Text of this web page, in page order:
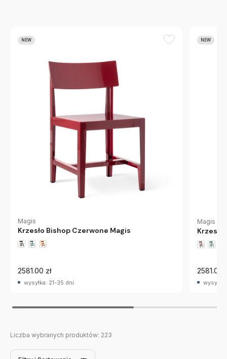
NEW
Magis
Krzesło Bishop Czerwone Magis
2581.00 zł
wysyłka: 21-35 dni
NEW
Magis
2581.00
Liczba wybranych produktów: 223